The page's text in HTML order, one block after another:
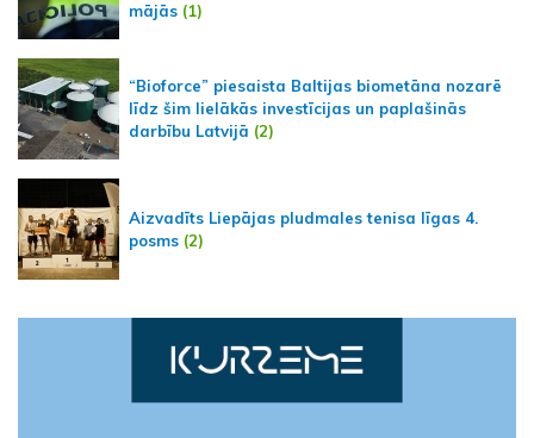
mājās (1)
“Bioforce” piesaista Baltijas biometāna nozarē
līdz šim lielākās investīcijas un paplašinās
darbību Latvijā (2)
Aizvadīts Liepājas pludmales tenisa līgas 4.
posms (2)